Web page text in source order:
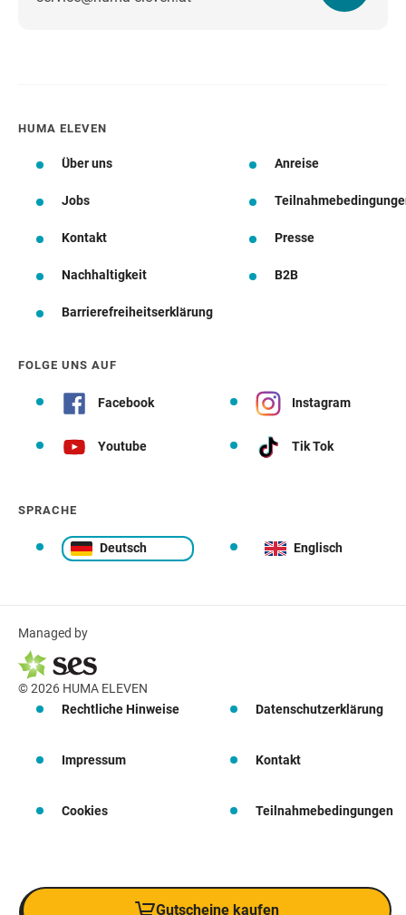
HUMA ELEVEN
Über uns Anreise
Jobs
Kontakt Presse
Nachhaltigkeit B2B
Barrierefreiheitserklärung
FOLGE UNS AUF
Facebook Instagram
Youtube Tik Tok
SPRACHE
Deutsch Englisch
Managed by
© 2026 HUMA ELEVEN
Rechtliche Hinweise
Datenschutzerklärung
Impressum Kontakt
Cookies Teilnahmebedingungen
Gutscheine kaufen